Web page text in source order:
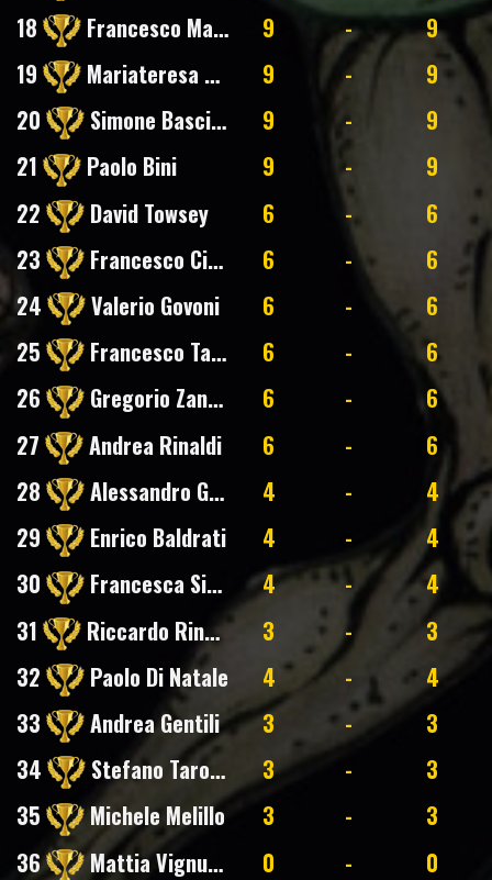
18
Francesco Maria Boniello 9 -
9
19
Mariateresa Morgese 9 -
9
20
Simone Basciani 9 -
9
21
Paolo Bini 9 -
9
22
David Towsey 6 -
6
23
Francesco Cinelli 6 -
6
24
Valerio Govoni 6 -
6
25
Francesco Tassinari 6 -
6
26
Gregorio Zanacchi Nuti 6 -
6
27
Andrea Rinaldi 6 -
6
28
Alessandro Gallo 4 -
4
29
Enrico Baldrati 4 -
4
30
Francesca Sighinolfi 4 -
4
31
Riccardo Rinaldi 3 -
3
32
Paolo Di Natale 4 -
4
33
Andrea Gentili 3 -
3
34
Stefano Tarozzi 3 -
3
35
Michele Melillo 3 -
3
36
Mattia Vignudelli 0 - 0